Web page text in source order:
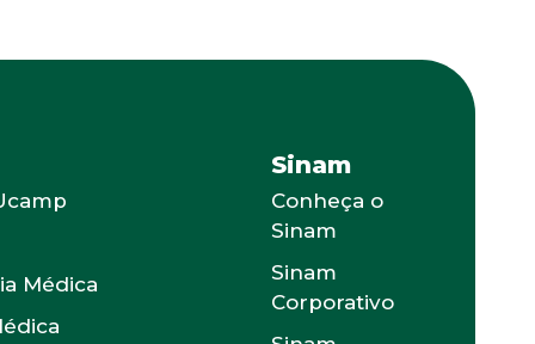
Médica
Sinam
Conheça o
Sinam
Sinam
Corporativo